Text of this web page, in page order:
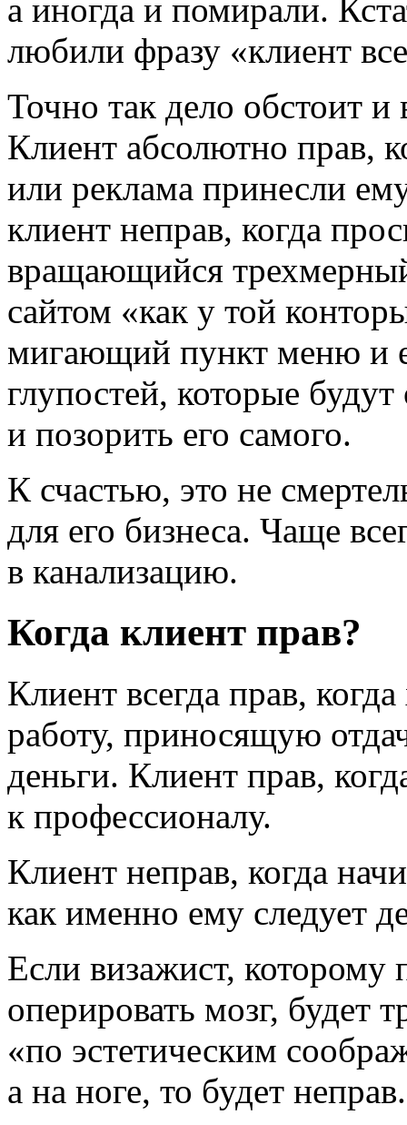
а иногда и помирали.
любили фразу «клиент
Точно так дело обстоит
Клиент абсолютно прав,
или реклама принесли
клиент неправ, когда
вращающийся
сайтом «как у той
мигающий пункт меню и
глупостей, которые
и позорить его самого.
К счастью, это не
для его бизнеса. Чаще
в канализацию.
Когда клиент прав?
Клиент всегда прав,
работу, приносящую
деньги. Клиент прав,
к профессионалу.
Клиент неправ, когда
как именно ему следует
Если визажист, которому
оперировать мозг, будет
«по эстетическим
а на ноге, то будет неправ.